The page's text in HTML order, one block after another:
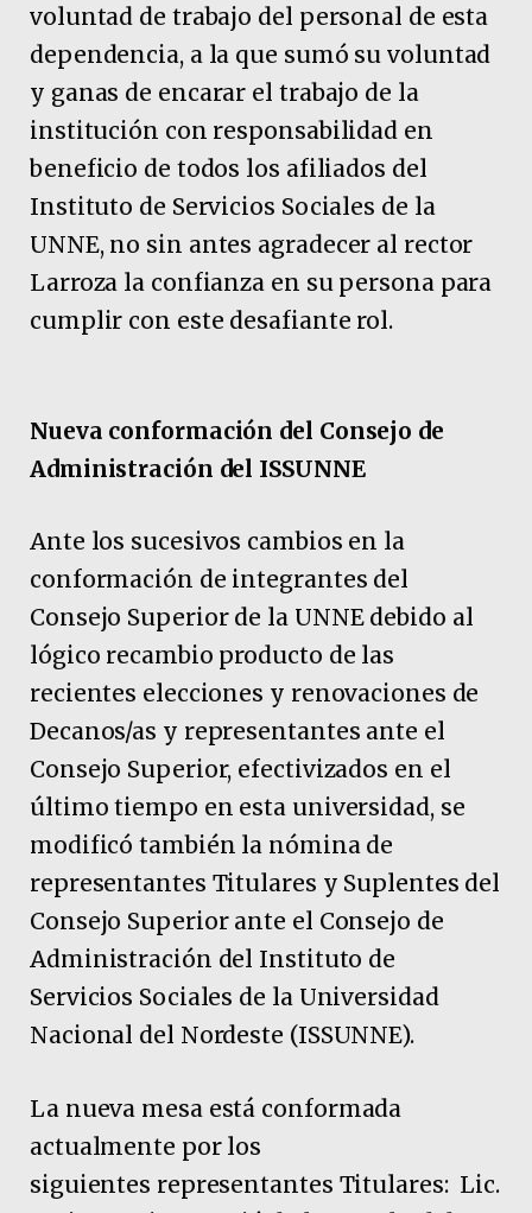
voluntad de trabajo del personal de esta
dependencia, a la que sumó su voluntad
y ganas de encarar el trabajo de la
institución con responsabilidad en
beneficio de todos los afiliados del
Instituto de Servicios Sociales de la
UNNE, no sin antes agradecer al rector
Larroza la confianza en su persona para
cumplir con este desafiante rol.
Nueva conformación del Consejo de
Administración del ISSUNNE
Ante los sucesivos cambios en la
conformación de integrantes del
Consejo Superior de la UNNE debido al
lógico recambio producto de las
recientes elecciones y renovaciones de
Decanos/as y representantes ante el
Consejo Superior, efectivizados en el
último tiempo en esta universidad, se
modificó también la nómina de
representantes Titulares y Suplentes del
Consejo Superior ante el Consejo de
Administración del Instituto de
Servicios Sociales de la Universidad
Nacional del Nordeste (ISSUNNE).
La nueva mesa está conformada
actualmente por los
siguientes representantes Titulares: Lic.